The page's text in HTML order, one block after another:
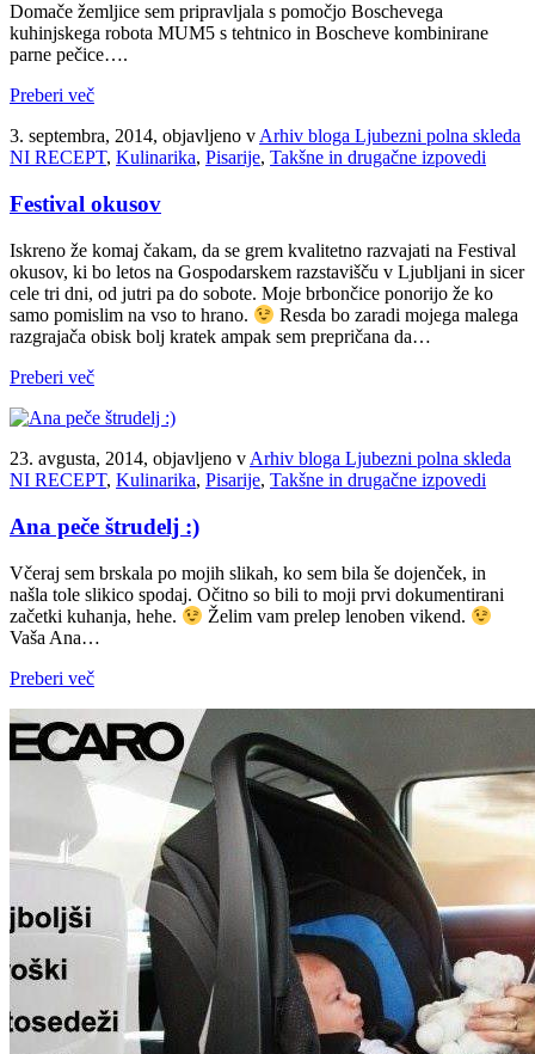
Domače žemljice sem pripravljala s pomočjo Boschevega
kuhinjskega robota MUM5 s tehtnico in Boscheve kombinirane
parne pečice….
Preberi več
3. septembra, 2014, objavljeno v Arhiv bloga Ljubezni polna skleda
NI RECEPT, Kulinarika, Pisarije, Takšne in drugačne izpovedi
Festival okusov
Iskreno že komaj čakam, da se grem kvalitetno razvajati na Festival
okusov, ki bo letos na Gospodarskem razstavišču v Ljubljani in sicer
cele tri dni, od jutri pa do sobote. Moje brbončice ponorijo že ko
samo pomislim na vso to hrano.
Resda bo zaradi mojega malega
razgrajača obisk bolj kratek ampak sem prepričana da…
Preberi več
23. avgusta, 2014, objavljeno v Arhiv bloga Ljubezni polna skleda
NI RECEPT, Kulinarika, Pisarije, Takšne in drugačne izpovedi
Ana peče štrudelj :)
Včeraj sem brskala po mojih slikah, ko sem bila še dojenček, in
našla tole slikico spodaj. Očitno so bili to moji prvi dokumentirani
začetki kuhanja, hehe.
Želim vam prelep lenoben vikend.
Vaša Ana…
Preberi več